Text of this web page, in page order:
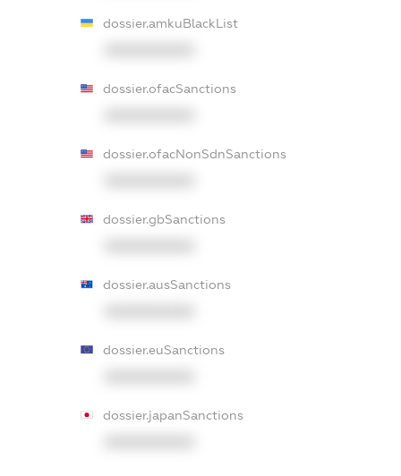
dossier.amkuBlackList
dossier.ofacSanctions
dossier.ofacNonSdnSanctions
dossier.gbSanctions
dossier.ausSanctions
dossier.euSanctions
dossier.japanSanctions